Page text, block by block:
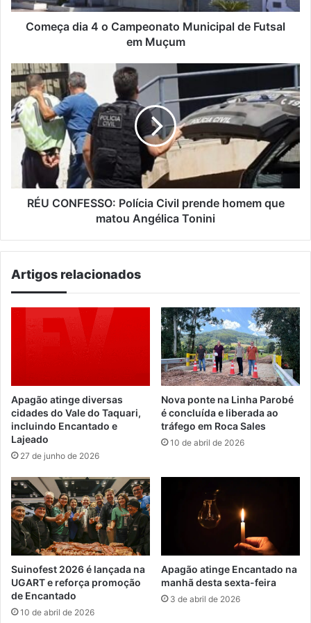
em
Muçum
Começa dia 4 o Campeonato Municipal de Futsal
em Muçum
RÉU
CONFESSO:
Polícia
Civil
prende
homem
que
matou
Angélica
ToniniRÉU CONFESSO: Polícia Civil prende homem que
matou Angélica Tonini
Artigos relacionados
Apagão atinge diversas
cidades do Vale do Taquari,
incluindo Encantado e
Lajeado
27 de junho de 2026
Nova ponte na Linha Parobé
é concluída e liberada ao
tráfego em Roca Sales
10 de abril de 2026
Suinofest 2026 é lançada na
UGART e reforça promoção
de Encantado
10 de abril de 2026
Apagão atinge Encantado na
manhã desta sexta-feira
3 de abril de 2026